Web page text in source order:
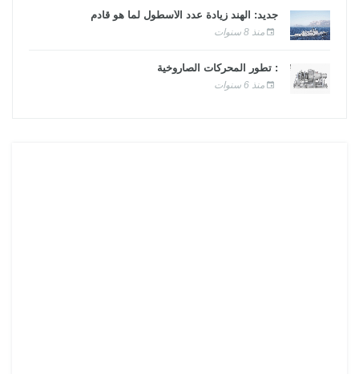
جديد: الهند زيادة عدد الأسطول لما هو قادم
منذ 8 سنوات
: تطور المحركات الصاروخية
منذ 6 سنوات